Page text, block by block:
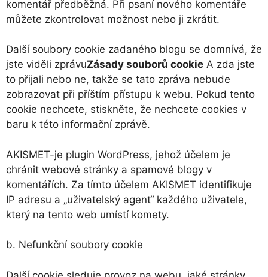
komentář předběžná. Při psaní nového komentáře
můžete zkontrolovat možnost nebo ji zkrátit.
Další soubory cookie zadaného blogu se domnívá, že
jste viděli zprávuZásady souborů cookie A zda jste
to přijali nebo ne, takže se tato zpráva nebude
zobrazovat při příštím přístupu k webu. Pokud tento
cookie nechcete, stiskněte, že nechcete cookies v
baru k této informační zprávě.
AKISMET-je plugin WordPress, jehož účelem je
chránit webové stránky a spamové blogy v
komentářích. Za tímto účelem AKISMET identifikuje
IP adresu a „uživatelský agent“ každého uživatele,
který na tento web umístí komety.
b. Nefunkční soubory cookie